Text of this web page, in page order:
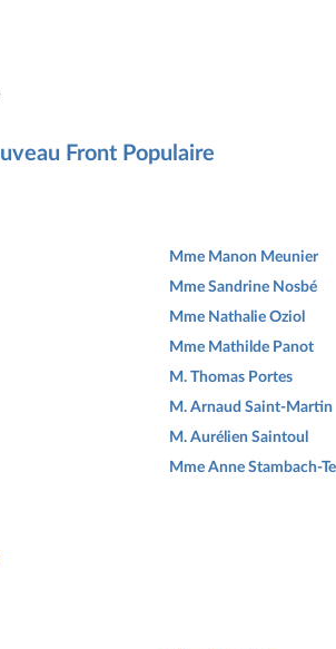
Front Populaire
Mme Manon Meunier
Mme Sandrine Nosbé
Mme Nathalie Oziol
Mme Mathilde Panot
M. Thomas Portes
M. Arnaud Saint-Martin
M. Aurélien Saintoul
Mme Anne Stambach-